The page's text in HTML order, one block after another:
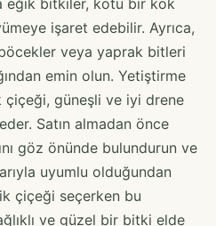
işaret edebilir. Ayrıca,
veya yaprak bitleri
emin olun. Yetiştirme
çiçeği, güneşli ve iyi drene
Satın almadan önce
göz önünde bulundurun ve
uyumlu olduğundan
çiçeği seçerken bu
ve güzel bir bitki elde